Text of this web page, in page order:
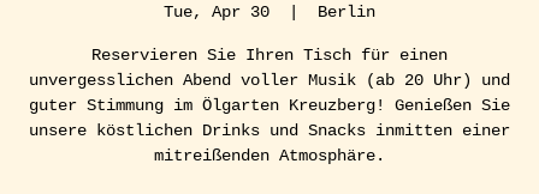
Tue, Apr 30
  |
Berlin
Reservieren Sie Ihren Tisch für einen
unvergesslichen Abend voller Musik (ab 20 Uhr) und
guter Stimmung im Ölgarten Kreuzberg! Genießen Sie
unsere köstlichen Drinks und Snacks inmitten einer
mitreißenden Atmosphäre.